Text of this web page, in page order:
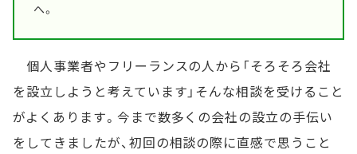
へ。
個人事業者やフリーランスの人から「そろそろ会社
を設立しようと考えています」そんな相談を受けること
がよくあります。今まで数多くの会社の設立の手伝い
をしてきましたが、初回の相談の際に直感で思うこと